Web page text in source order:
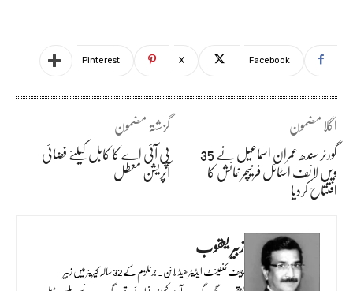
Facebook
X
Pinterest
گزشتہ مضمون
پی آئی اے کا کابل کیلئے فضائی
آپریشن معطل
اگلا مضمون
گورنر سندھ عمران اسماعیل نے 35
ویں لائف اسٹائل فرنیچر نمائش کا
افتتاح کردیا
زبیر یعقوب
چیف کنٹینٹ ایڈیٹر ھیڈ لائن۔ جرنلزم کے 32 سالہ کیریئر میں زبیر